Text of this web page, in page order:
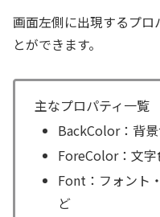
画面左側に出現するプロ
とができます。
主なプロパティ一覧
BackColor：背
ForeColor：文字
Font：フォント
ど